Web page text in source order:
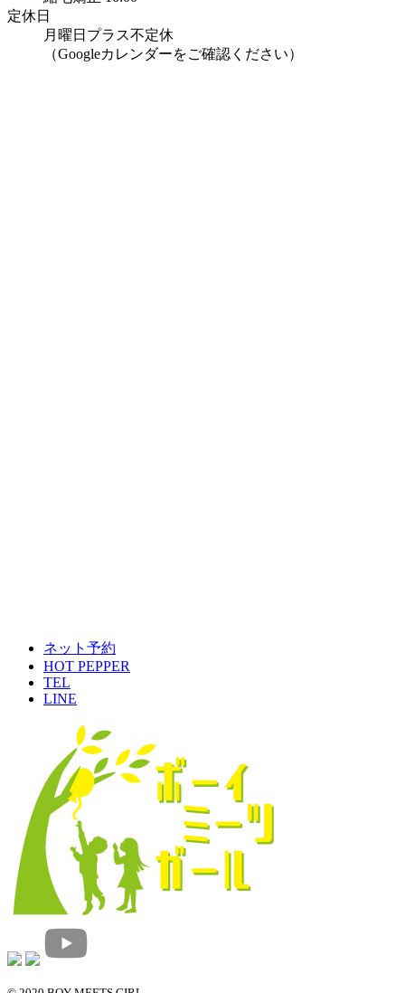
定休日
月曜日プラス不定休
（Googleカレンダーをご確認ください）
ネット予約
HOT PEPPER
TEL
LINE